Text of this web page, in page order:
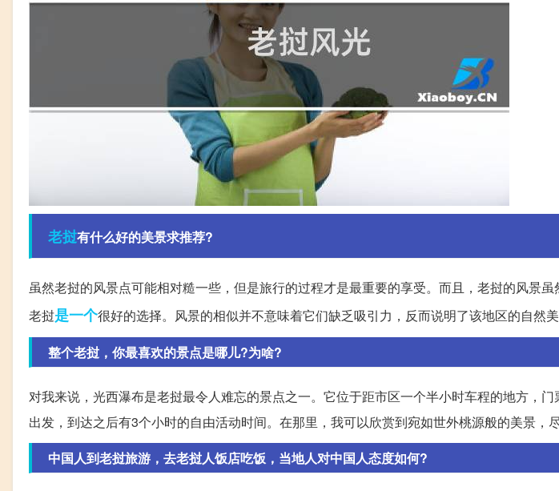
老挝有什么好的美景求推荐?
虽然老挝的风景点可能相对糙一些，但是旅行的过程才是最重要的享受。而且，老挝的风景
老挝是一个很好的选择。风景的相似并不意味着它们缺乏吸引力，反而说明了该地区的自然美
整个老挝，你最喜欢的景点是哪儿?为啥?
对我来说，光西瀑布是老挝最令人难忘的景点之一。它位于距市区一个半小时车程的地方，
出发，到达之后有3个小时的自由活动时间。在那里，我可以欣赏到宛如世外桃源般的美景，
中国人到老挝旅游，去老挝人饭店吃饭，当地人对中国人态度如何?